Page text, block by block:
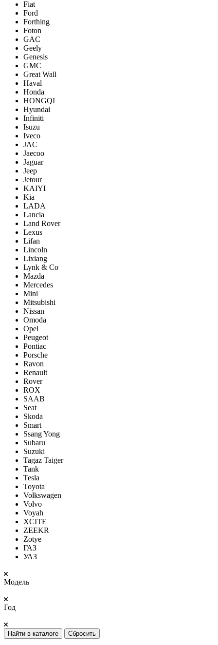
Fiat
Ford
Forthing
Foton
GAC
Geely
Genesis
GMC
Great Wall
Haval
Honda
HONGQI
Hyundai
Infiniti
Isuzu
Iveco
JAC
Jaecoo
Jaguar
Jeep
Jetour
KAIYI
Kia
LADA
Lancia
Land Rover
Lexus
Lifan
Lincoln
Lixiang
Lynk & Co
Mazda
Mercedes
Mini
Mitsubishi
Nissan
Omoda
Opel
Peugeot
Pontiac
Porsсhe
Ravon
Renault
Rover
ROX
SAAB
Seat
Skoda
Smart
Ssang Yong
Subaru
Suzuki
Tagaz Taiger
Tank
Tesla
Toyota
Volkswagen
Volvo
Voyah
XCITE
ZEEKR
Zotye
ГАЗ
УАЗ
Модель
Год
Найти в каталоге Сбросить